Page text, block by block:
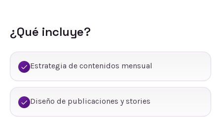
¿Qué incluye?
Estrategia de contenidos mensual
Diseño de publicaciones y stories